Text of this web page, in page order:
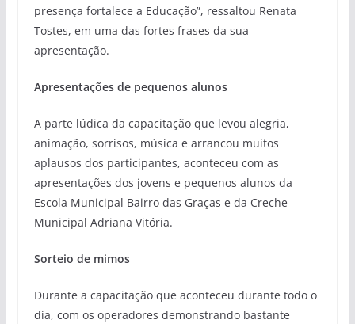
presença fortalece a Educação”, ressaltou Renata
Tostes, em uma das fortes frases da sua
apresentação.
Apresentações de pequenos alunos
A parte lúdica da capacitação que levou alegria,
animação, sorrisos, música e arrancou muitos
aplausos dos participantes, aconteceu com as
apresentações dos jovens e pequenos alunos da
Escola Municipal Bairro das Graças e da Creche
Municipal Adriana Vitória.
Sorteio de mimos
Durante a capacitação que aconteceu durante todo o
dia, com os operadores demonstrando bastante